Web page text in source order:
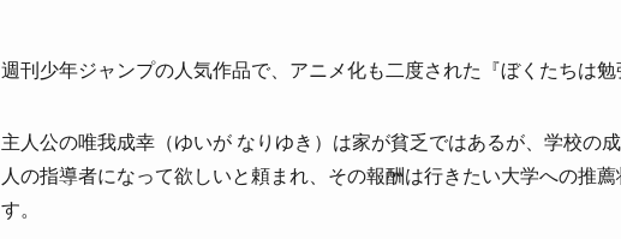
週刊少年ジャンプの人気作品で、アニメ化も二度された『ぼくたちは勉
主人公の唯我成幸（ゆいが なりゆき）は家が貧乏ではあるが、学校の
人の指導者になって欲しいと頼まれ、その報酬は行きたい大学への推
す。